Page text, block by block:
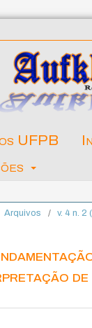
UFPB
Arquivos / v. 4 n. 2
de